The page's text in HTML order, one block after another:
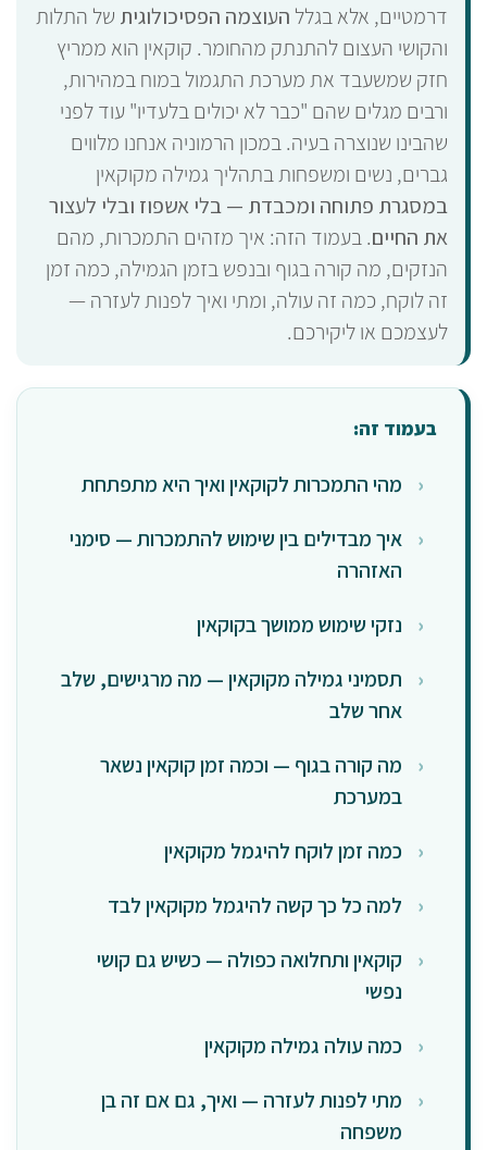
דרמטיים, אלא בגלל העוצמה הפסיכולוגית של התלות
והקושי העצום להתנתק מהחומר. קוקאין הוא ממריץ
חזק שמשעבד את מערכת התגמול במוח במהירות,
ורבים מגלים שהם "כבר לא יכולים בלעדיו" עוד לפני
שהבינו שנוצרה בעיה. במכון הרמוניה אנחנו מלווים
גברים, נשים ומשפחות בתהליך גמילה מקוקאין
במסגרת פתוחה ומכבדת — בלי אשפוז ובלי לעצור
את החיים. בעמוד הזה: איך מזהים התמכרות, מהם
הנזקים, מה קורה בגוף ובנפש בזמן הגמילה, כמה זמן
זה לוקח, כמה זה עולה, ומתי ואיך לפנות לעזרה —
לעצמכם או ליקירכם.
בעמוד זה:
מהי התמכרות לקוקאין ואיך היא מתפתחת
איך מבדילים בין שימוש להתמכרות — סימני
האזהרה
נזקי שימוש ממושך בקוקאין
תסמיני גמילה מקוקאין — מה מרגישים, שלב
אחר שלב
מה קורה בגוף — וכמה זמן קוקאין נשאר
במערכת
כמה זמן לוקח להיגמל מקוקאין
למה כל כך קשה להיגמל מקוקאין לבד
קוקאין ותחלואה כפולה — כשיש גם קושי
נפשי
כמה עולה גמילה מקוקאין
מתי לפנות לעזרה — ואיך, גם אם זה בן
משפחה